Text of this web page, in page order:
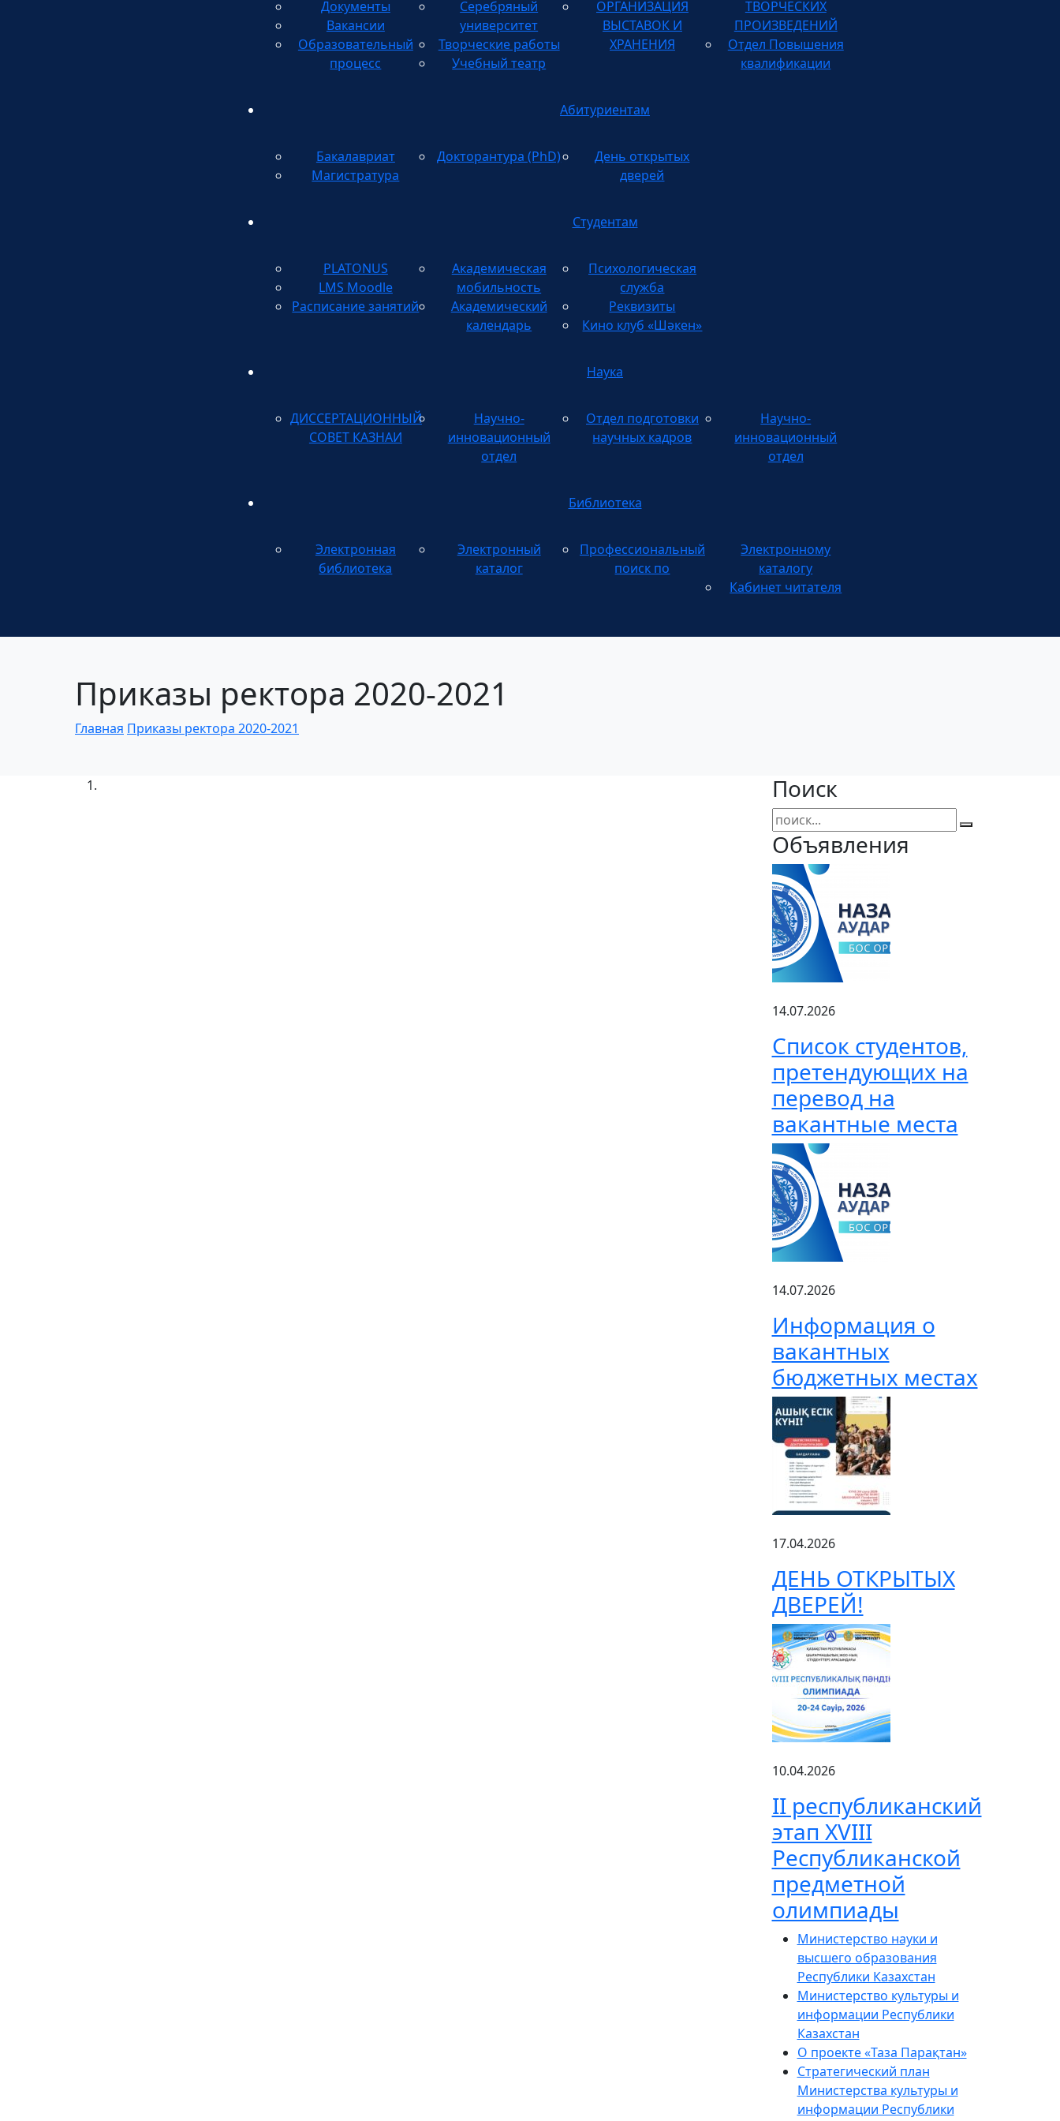
Документы
Вакансии
Образовательный
процесс
Серебряный
университет
Творческие работы
Учебный театр
ОРГАНИЗАЦИЯ
ВЫСТАВОК И
ХРАНЕНИЯ
ТВОРЧЕСКИХ
ПРОИЗВЕДЕНИЙ
Отдел Повышения
квалификации
Абитуриентам
Бакалавриат
Магистратура
Докторантура (PhD)
День открытых
дверей
Студентам
PLATONUS
LMS Moodle
Расписание занятий
Академическая
мобильность
Академический
календарь
Психологическая
служба
Реквизиты
Кино клуб «Шәкен»
Наука
ДИССЕРТАЦИОННЫЙ
СОВЕТ КАЗНАИ
Научно-
инновационный
отдел
Отдел подготовки
научных кадров
Научно-
инновационный
отдел
Библиотека
Электронная
библиотека
Электронный
каталог
Профессиональный
поиск по
Электронному
каталогу
Кабинет читателя
Приказы ректора 2020-2021
Главная Приказы ректора 2020-2021
Поиск
Объявления
14.07.2026
Список студентов,
претендующих на
перевод на
вакантные места
14.07.2026
Информация о
вакантных
бюджетных местах
17.04.2026
ДЕНЬ ОТКРЫТЫХ
ДВЕРЕЙ!
10.04.2026
ІІ республиканский
этап XVIII
Республиканской
предметной
олимпиады
Министерство науки и
высшего образования
Республики Казахстан
Министерство культуры и
информации Республики
Казахстан
О проекте «Таза Парақтан»
Стратегический план
Министерства культуры и
информации Республики